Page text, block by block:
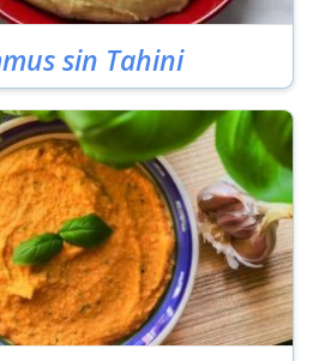
sin Tahini